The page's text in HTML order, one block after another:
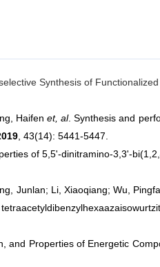
Synthesis of
Haifen et, al. Synthesis and
, 43(14): 5441-5447.
of 5,5'-dinitramino-3,3'-
Junlan; Li, Xiaoqiang; Wu,
and Properties of Energetic